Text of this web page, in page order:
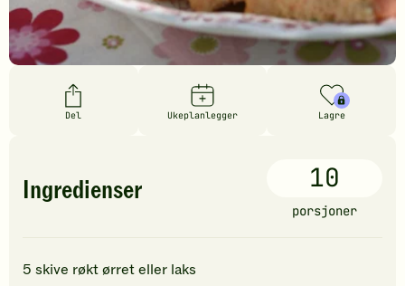
Del Ukeplanlegger Lagre
Ingredienser 10
porsjoner
5 skive røkt ørreteller laks